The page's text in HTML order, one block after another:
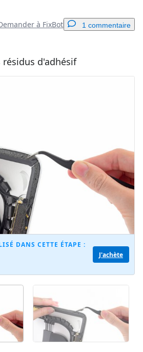
à FixBot 1 commentaire
un commentaire
résidus d'adhésif
DANS CETTE ÉTAPE :
J'achète